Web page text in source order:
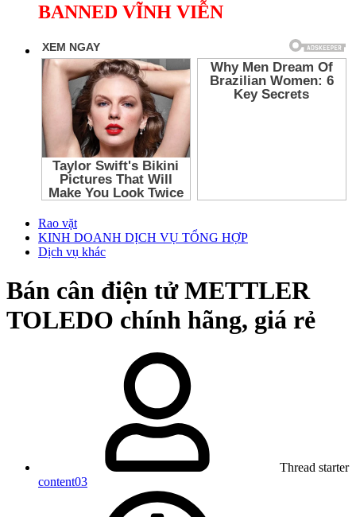
BANNED VĨNH VIỄN
Rao vặt
KINH DOANH DỊCH VỤ TỔNG HỢP
Dịch vụ khác
Bán cân điện tử METTLER
TOLEDO chính hãng, giá rẻ
Thread starter
content03